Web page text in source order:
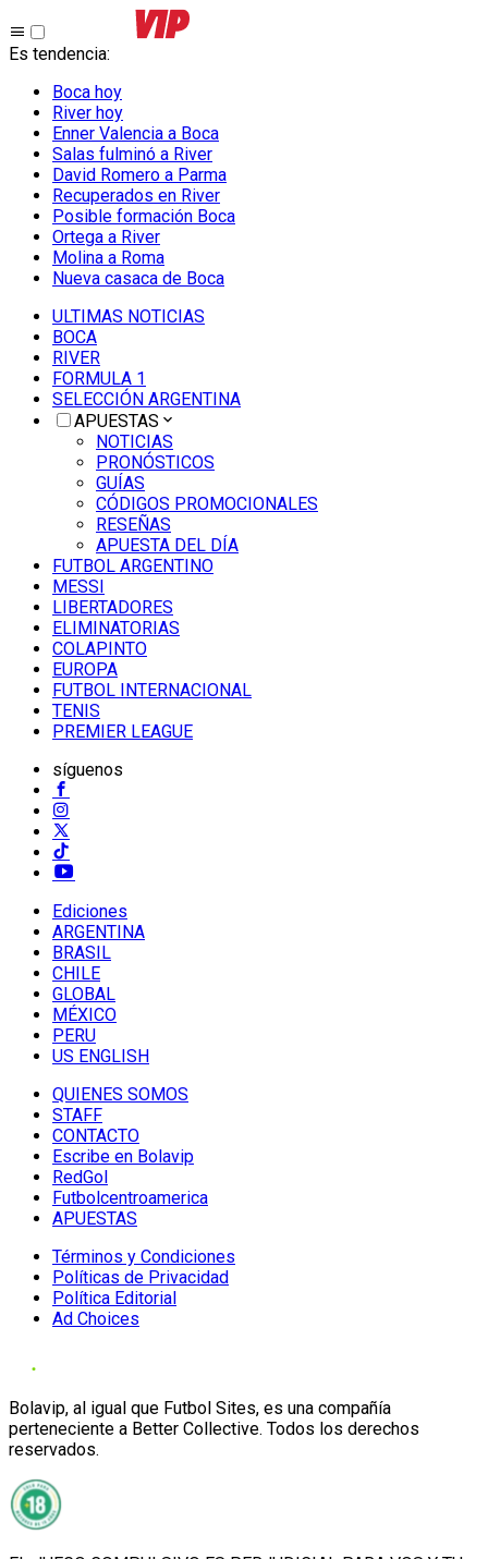
Es tendencia:
Boca hoy
River hoy
Enner Valencia a Boca
Salas fulminó a River
David Romero a Parma
Recuperados en River
Posible formación Boca
Ortega a River
Molina a Roma
Nueva casaca de Boca
ULTIMAS NOTICIAS
BOCA
RIVER
FORMULA 1
SELECCIÓN ARGENTINA
APUESTAS
NOTICIAS
PRONÓSTICOS
GUÍAS
CÓDIGOS PROMOCIONALES
RESEÑAS
APUESTA DEL DÍA
FUTBOL ARGENTINO
MESSI
LIBERTADORES
ELIMINATORIAS
COLAPINTO
EUROPA
FUTBOL INTERNACIONAL
TENIS
PREMIER LEAGUE
síguenos
Ediciones
ARGENTINA
BRASIL
CHILE
GLOBAL
MÉXICO
PERU
US ENGLISH
QUIENES SOMOS
STAFF
CONTACTO
Escribe en Bolavip
RedGol
Futbolcentroamerica
APUESTAS
Términos y Condiciones
Políticas de Privacidad
Política Editorial
Ad Choices
Bolavip, al igual que Futbol Sites, es una compañía
perteneciente a Better Collective. Todos los derechos
reservados.